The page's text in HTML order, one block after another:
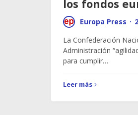
los fondos
Europa Press ·
La Confederación
Administración
para cumplir…
Leer más